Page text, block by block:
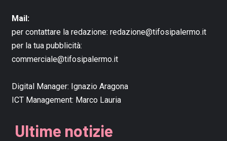
Mail:
per contattare la redazione: redazione@tifosipalermo.it
per la tua pubblicità:
commerciale@tifosipalermo.it
Digital Manager: Ignazio Aragona
ICT Management: Marco Lauria
Ultime notizie